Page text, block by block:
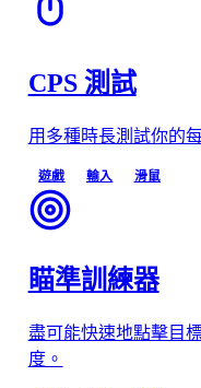
CPS 測試
用多種時長測試你的
遊戲 輸入 滑鼠
瞄準訓練器
盡可能快速地點擊目
度。